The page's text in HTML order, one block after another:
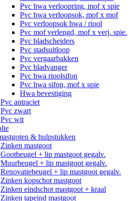
Pvc hwa verloopring, mof x spie
Pvc hwa verloopsok, mof x mof
Pvc verloopsok hwa / riool
Pvc mof verlengd, mof x verj. spie.
Pvc bladscheiders
Pvc stadsuitloop
Pvc vergaarbakken
Pvc bladvanger
Pvc hwa rioolsifon
Pvc hwa sifon, mof x spie
Hwa bevestiging
Pvc antraciet
Pvc zwart
Pvc wit
& hulpstukken
Zinken mastgoot
Gootbeugel + lip mastgoot gegalv.
Muurbeugel + lip mastgoot gegalv.
Renovatiebeugel + lip mastgoot gegalv.
Zinken kopschot mastgoot
Zinken eindschot mastgoot + kraal
Zinken tapeind mastgoot